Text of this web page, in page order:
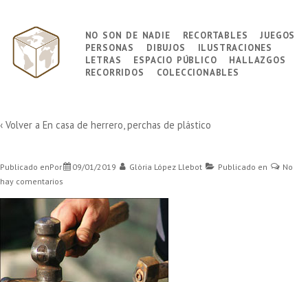
contenido
principal
Navegación
principal
no son de nadie recortables juegos
personas dibujos ilustraciones
letras espacio público hallazgos
recorridos coleccionables
‹ Volver a En casa de herrero, perchas de plástico
Publicado enPor 09/01/2019 Glòria López Llebot Publicado en
No
hay comentarios